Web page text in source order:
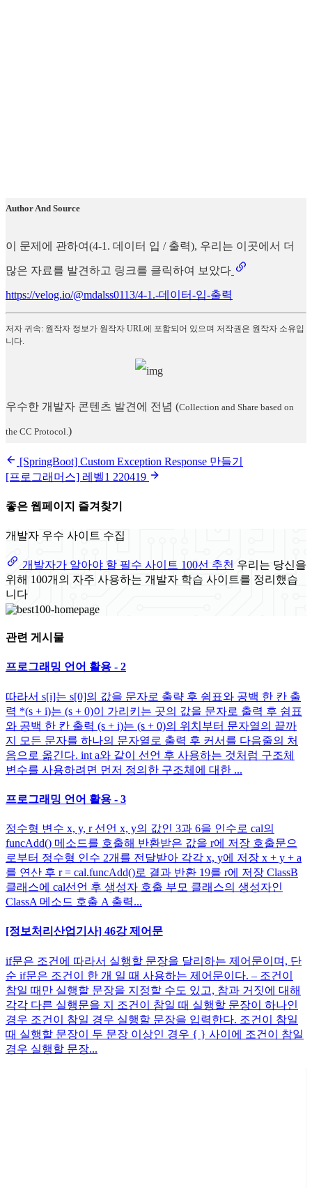
Author And Source
이 문제에 관하여(4-1. 데이터 입 / 출력), 우리는 이곳에서 더
많은 자료를 발견하고 링크를 클릭하여 보았다
https://velog.io/@mdalss0113/4-1.-데이터-입-출력
저자 귀속: 원작자 정보가 원작자 URL에 포함되어 있으며 저작권은 원작자 소유입
니다.
우수한 개발자 콘텐츠 발견에 전념 (Collection and Share based on
the CC Protocol. )
[SpringBoot] Custom Exception Response 만들기
[프로그래머스] 레벨1 220419
좋은 웹페이지 즐겨찾기
개발자 우수 사이트 수집
개발자가 알아야 할 필수 사이트 100선 추천 우리는 당신을
위해 100개의 자주 사용하는 개발자 학습 사이트를 정리했습
니다
관련 게시물
프로그래밍 언어 활용 - 2
따라서 s[i]는 s[0]의 값을 문자로 출략 후 쉼표와 공백 한 칸 출
력 *(s + i)는 (s + 0)이 가리키는 곳의 값을 문자로 출력 후 쉼표
와 공백 한 칸 출력 (s + i)는 (s + 0)의 위치부터 문자열의 끝까
지 모든 문자를 하나의 문자열로 출력 후 커서를 다음줄의 처
음으로 옮긴다. int a와 같이 선언 후 사용하는 것처럼 구조체
변수를 사용하려면 먼저 정의한 구조체에 대한 ...
프로그래밍 언어 활용 - 3
정수형 변수 x, y, r 선언 x, y의 값인 3과 6을 인수로 cal의
funcAdd() 메소드를 호출해 반환받은 값을 r에 저장 호출문으
로부터 정수형 인수 2개를 전달받아 각각 x, y에 저장 x + y + a
를 연산 후 r = cal.funcAdd()로 결과 반환 19를 r에 저장 ClassB
클래스에 cal선언 후 생성자 호출 부모 클래스의 생성자인
ClassA 메소드 호출 A 출력...
[정보처리산업기사] 46강 제어문
if문은 조건에 따라서 실행할 문장을 달리하는 제어문이며, 단
순 if문은 조건이 한 개 일 때 사용하는 제어문이다. – 조건이
참일 때만 실행할 문장을 지정할 수도 있고, 참과 거짓에 대해
각각 다른 실행문을 지 조건이 참일 때 실행할 문장이 하나인
경우 조건이 참일 경우 실행할 문장을 입력한다. 조건이 참일
때 실행할 문장이 두 문장 이상인 경우 { } 사이에 조건이 참일
경우 실행할 문장...